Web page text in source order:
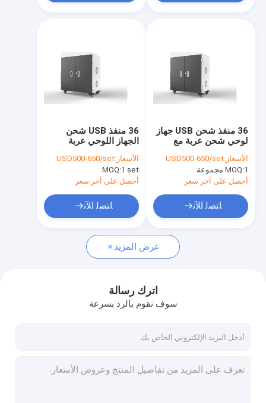
خزانة شحن الجهاز اللوحي
خزانة شحن الكمبيوتر المحمول
خزانة شحن باد
عربة شحن الكمبيوتر اللوحي
خزانة شحن USB
36 منفذ USB شحن
الجهاز اللوحي عربة
مستعملة
الأسعار:USD500-650/set
MOQ:1 set
أحصل على آخر سعر
ﺎﺘﺼﻟ ﺍﻶﻧ
36 منفذ شحن USB جهاز
لوحي شحن عربة مع
الأسعار:USD500-650/set
MOQ:1 مجموعة
أحصل على آخر سعر
ﺎﺘﺼﻟ ﺍﻶﻧ
عرض المزيد
اترك رسالة
سوف نقوم بالرد بسرعة